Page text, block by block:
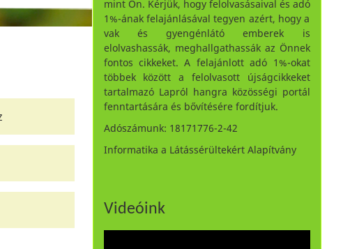
mint Ön. Kérjük, hogy felolvasásaival és adó
1%-ának felajánlásával tegyen azért, hogy a
vak és gyengénlátó emberek is
elolvashassák, meghallgathassák az Önnek
fontos cikkeket. A felajánlott adó 1%-okat
többek között a felolvasott újságcikkeket
tartalmazó Lapról hangra közösségi portál
fenntartására és bővítésére fordítjuk.
Adószámunk: 18171776-2-42
Informatika a Látássérültekért Alapítvány
Videóink